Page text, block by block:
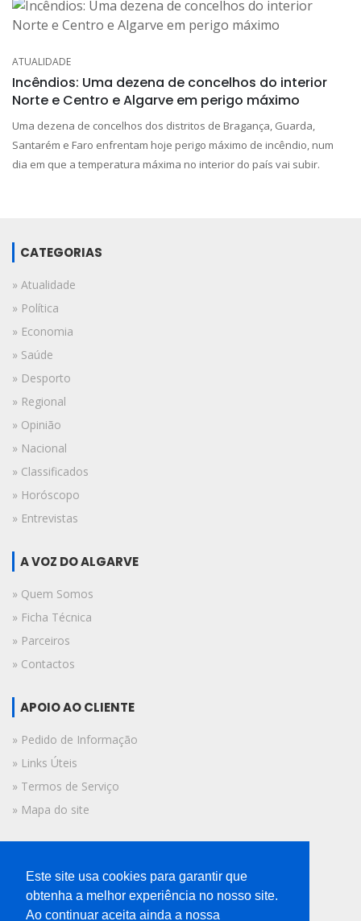
ATUALIDADE
Incêndios: Uma dezena de concelhos do interior
Norte e Centro e Algarve em perigo máximo
Uma dezena de concelhos dos distritos de Bragança, Guarda,
Santarém e Faro enfrentam hoje perigo máximo de incêndio, num
dia em que a temperatura máxima no interior do país vai subir.
CATEGORIAS
» Atualidade
» Política
» Economia
» Saúde
» Desporto
» Regional
» Opinião
» Nacional
» Classificados
» Horóscopo
» Entrevistas
A VOZ DO ALGARVE
» Quem Somos
» Ficha Técnica
» Parceiros
» Contactos
APOIO AO CLIENTE
» Pedido de Informação
» Links Úteis
» Termos de Serviço
» Mapa do site
© 2019 A Voz do Algarve.
Todos os direitos reservados.
Este site usa cookies para garantir que
obtenha a melhor experiência no nosso site.
Ao continuar aceita ainda a nossa